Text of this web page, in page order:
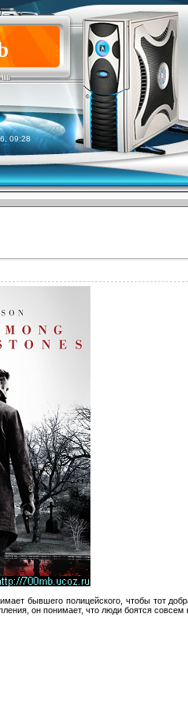
09:28
бывшего полицейского, чтобы тот
он понимает, что люди боятся совсем